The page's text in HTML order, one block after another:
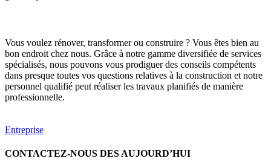
Vous voulez rénover, transformer ou construire ? Vous êtes bien au
bon endroit chez nous. Grâce à notre gamme diversifiée de services
spécialisés, nous pouvons vous prodiguer des conseils compétents
dans presque toutes vos questions relatives à la construction et notre
personnel qualifié peut réaliser les travaux planifiés de manière
professionnelle.
Entreprise
CONTACTEZ-NOUS DES AUJOURD’HUI